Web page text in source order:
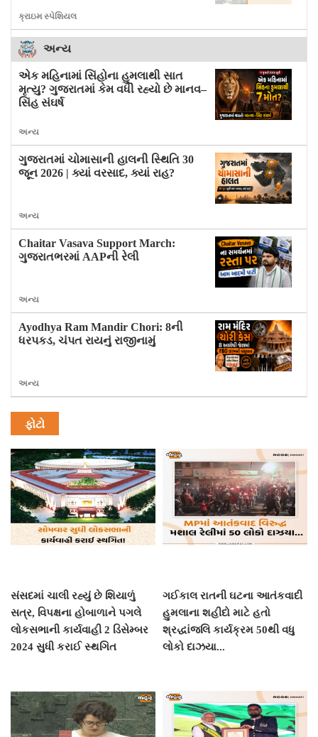
ક્રાઇમ સ્પેશિયલ
અન્ય
એક મહિનામાં સિંહોના હુમલાથી સાત
મૃત્યુ? ગુજરાતમાં કેમ વધી રહ્યો છે માનવ–
સિંહ સંઘર્ષ
અન્ય
ગુજરાતમાં ચોમાસાની હાલની સ્થિતિ 30
જૂન 2026 | ક્યાં વરસાદ, ક્યાં રાહ?
અન્ય
Chaitar Vasava Support March:
ગુજરાતભરમાં AAPની રેલી
અન્ય
Ayodhya Ram Mandir Chori: 8ની
ધરપકડ, ચંપત રાયનું રાજીનામું
અન્ય
ફોટો
સંસદમાં ચાલી રહ્યું છે શિયાળું
સત્ર, વિપક્ષના હોબાળાને પગલે
લોકસભાની કાર્યવાહી 2 ડિસેમ્બર
2024 સુધી કરાઈ સ્થગિત
ગઈકાલ રાતની ઘટના આતંકવાદી
હુમલાના શહીદો માટે હતો
શ્રદ્ધાંજલિ કાર્યક્રમ 50થી વધુ
લોકો દાઝયા...